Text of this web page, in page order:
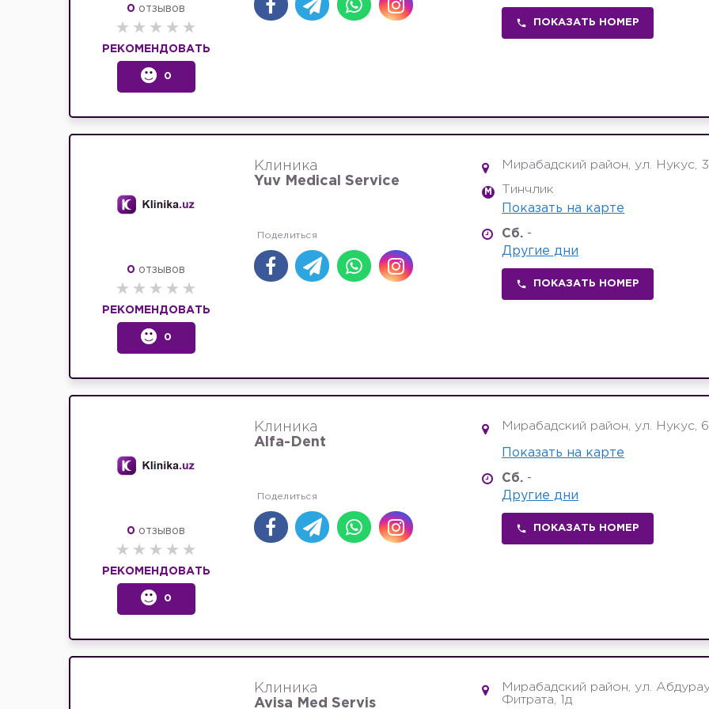
0 отзывов
РЕКОМЕНДОВАТЬ
0
ПОКАЗАТЬ НОМЕР
0 отзывов
РЕКОМЕНДОВАТЬ
0
Клиника
Yuv Medical Service
Мирабадский район, ул. Нукус, 3
M
Тинчлик
Показать на карте
Сб. -
Другие дни
ПОКАЗАТЬ НОМЕР
0 отзывов
РЕКОМЕНДОВАТЬ
0
Клиника
Alfa-Dent
Мирабадский район, ул. Нукус,
Показать на карте
Сб. -
Другие дни
ПОКАЗАТЬ НОМЕР
Клиника
Avisa Med Servis
Мирабадский район, ул.
Фитрата, 1д